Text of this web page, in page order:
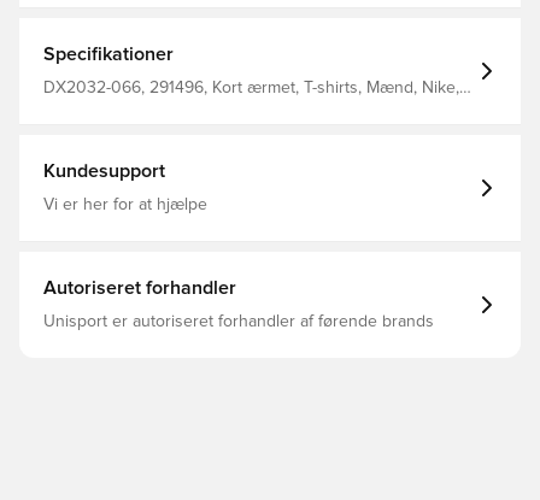
som en gammel favorit, når du først har den på.
Specifikationer
DX2032-066, 291496, Kort ærmet, T-shirts, Mænd, Nike,
Kundesupport
Vi er her for at hjælpe
Autoriseret forhandler
Unisport er autoriseret forhandler af førende brands